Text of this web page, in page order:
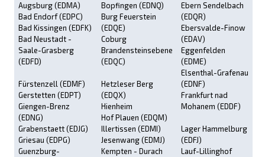
Augsburg (EDMA)
Bad Endorf (EDPC)
Bad Kissingen (EDFK)
Bad Neustadt -
Saale-Grasberg
(EDFD)
Fürstenzell (EDMF)
Gerstetten (EDPT)
Giengen-Brenz
(EDNG)
Grabenstaett (EDJG)
Griesau (EDPG)
Guenzburg-
Bopfingen (EDNQ)
Burg Feuerstein
(EDQE)
Coburg
Brandensteinsebene
(EDQC)
Hetzleser Berg
(EDQX)
Hienheim
Hof Plauen (EDQM)
Illertissen (EDMI)
Jesenwang (EDMJ)
Kempten - Durach
Ebern Sendelbach
(EDQR)
Ebersvalde-Finow
(EDAV)
Eggenfelden
(EDME)
Elsenthal-Grafenau
(EDNF)
Frankfurt nad
Mohanem (EDDF)
Lager Hammelburg
(EDFJ)
Lauf-Lillinghof